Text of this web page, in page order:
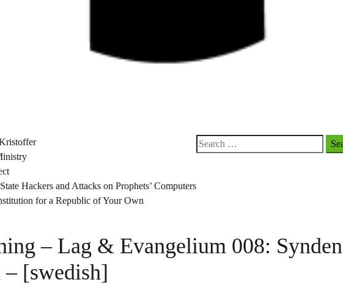
Hackers and Attacks on Prophets’ Computers
for a Republic of Your Own
Search
for:
– Lag & Evangelium 008: Synden
– [swedish]